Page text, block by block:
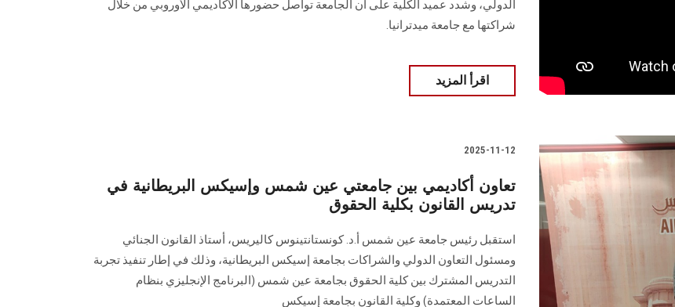
الدولي، وشدد عميد الكلية على أن الجامعة تواصل حضورها الأكاديمي الأوروبي من خلال
شراكتها مع جامعة ميدترانيا.
اقرأ المزيد
2025-11-12
تعاون أكاديمي بين جامعتي عين شمس وإسيكس البريطانية في
تدريس القانون بكلية الحقوق
استقبل رئيس جامعة عين شمس أ.د. كونستانتينوس كاليريس، أستاذ القانون الجنائي
ومسئول التعاون الدولي والشراكات بجامعة إسيكس البريطانية، وذلك في إطار تنفيذ تجربة
التدريس المشترك بين كلية الحقوق بجامعة عين شمس (البرنامج الإنجليزي بنظام
الساعات المعتمدة) وكلية القانون بجامعة إسيكس